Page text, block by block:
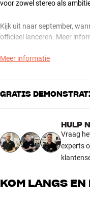
voor zowel stereo als
Kijk uit naar september,
officieel lanceren. Meer
NOG ZUIVERDER, VRIJER
aluminium bovenplaat met
zijn de luidsprekers
Het resultaat is een
resolutie, een nauwkeurig
diep gaat als volledig onder
absolute high-end-klasse te
Meer informatie
GRATIS
HULP
Vraag
experts
KOM LANGS